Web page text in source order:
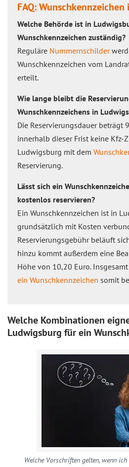
FAQ:
Welche Behörde ist in
Wunschkennzeichen zuständig?
Reguläre Nummernschilder
Wunschkennzeichen vom
erteilt.
Wie lange bleibt die
Wunschkennzeichens in
Die Reservierungsdauer beträgt
innerhalb dieser Frist keine Kfz-
Ludwigsburg mit dem
Reservierung.
Lässt sich ein
kostenlos reservieren?
Ein Wunschkennzeichen ist in
grundsätzlich mit Kosten
Reservierungsgebühr beläuft
hinzu kommt außerdem eine
Höhe von 10,20 Euro.
ein Wunschkennzeichen somit
Welche Kombinationen
Ludwigsburg für ein
Welche Vorschriften gelten, wenn